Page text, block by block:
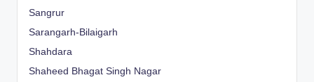
Sangrur
Sarangarh-Bilaigarh
Shahdara
Shaheed Bhagat Singh Nagar